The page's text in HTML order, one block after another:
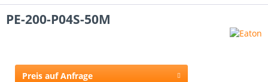
PE-200-P04S-50M
Preis auf Anfrage